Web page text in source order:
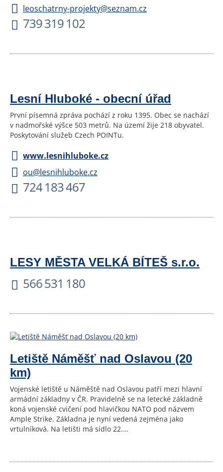
leoschatrny-projekty@seznam.cz
739 319 102
Lesní Hluboké - obecní úřad
První písemná zpráva pochází z roku 1395. Obec se nachází
v nadmořské výšce 503 metrů. Na území žije 218 obyvatel.
Poskytování služeb Czech POINTu.
www.lesnihluboke.cz
ou@lesnihluboke.cz
724 183 467
LESY MĚSTA VELKÁ BÍTEŠ s.r.o.
566 531 180
Letiště Náměšť nad Oslavou (20
km)
Vojenské letiště u Náměště nad Oslavou patří mezi hlavní
armádní základny v ČR. Pravidelně se na letecké základně
koná vojenské cvičení pod hlavičkou NATO pod názvem
Ample Strike. Základna je nyní vedená zejména jako
vrtulníková. Na letišti má sídlo 22.…